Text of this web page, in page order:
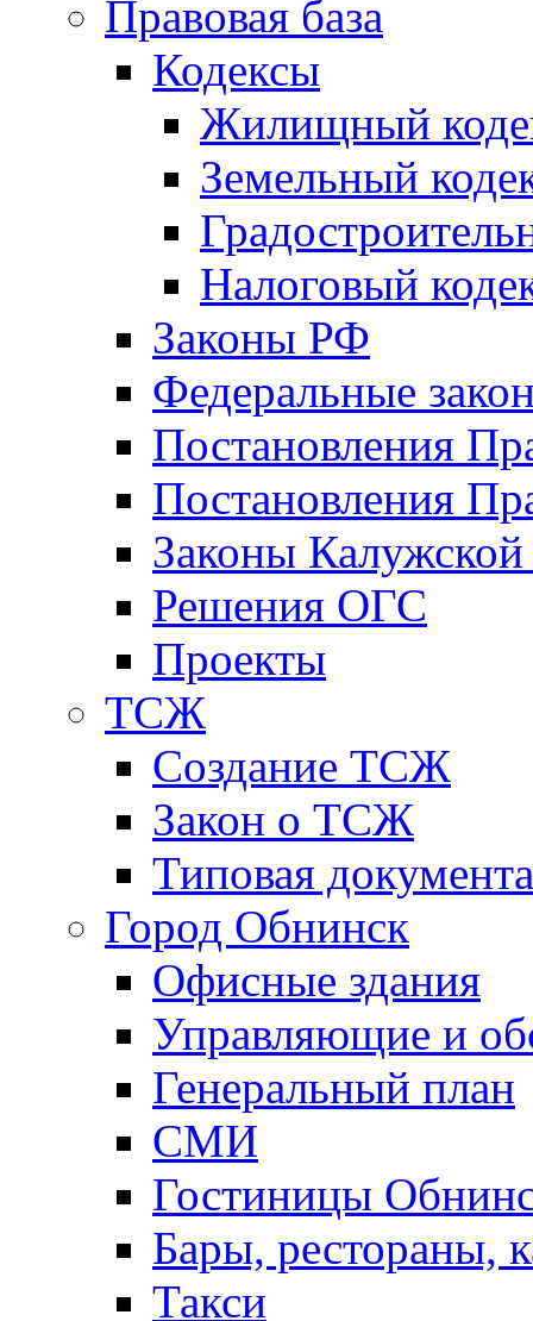
Правовая база
Кодексы
Жилищный
Земельный
Налоговый
Законы РФ
Федеральные
Постановления
Постановления
Законы Калужской
Решения ОГС
Проекты
ТСЖ
Создание ТСЖ
Закон о ТСЖ
Типовая
Город Обнинск
Офисные здания
Управляющие и
Генеральный план
СМИ
Гостиницы
Бары, рестораны,
Такси